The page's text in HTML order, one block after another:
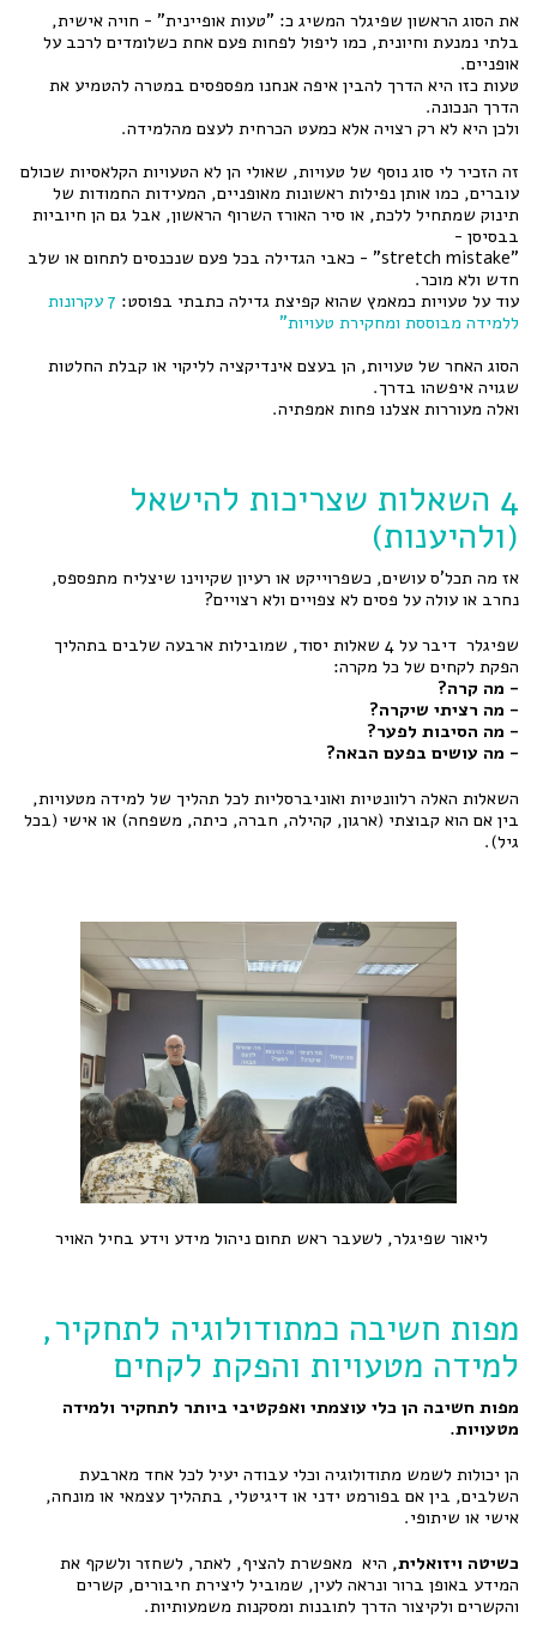
את הסוג הראשון שפיגלר המשיג כ: "טעות אופיינית" - חויה אישית,
בלתי נמנעת וחיונית, כמו ליפול לפחות פעם אחת כשלומדים לרכב על
אופניים.
טעות כזו היא הדרך להבין איפה אנחנו מפספסים במטרה להטמיע את
הדרך הנכונה.
ולכן היא לא רק רצויה אלא כמעט הכרחית לעצם מהלמידה.
זה הזכיר לי סוג נוסף של טעויות, שאולי הן לא הטעויות הקלאסיות שכולם
עוברים, כמו אותן נפילות ראשונות מאופניים, המעידות החמודות של
תינוק שמתחיל ללכת, או סיר האורז השרוף הראשון, אבל גם הן חיוביות
בבסיסן -
"stretch mistake" - כאבי הגדילה בכל פעם שנכנסים לתחום או שלב
חדש ולא מוכר.
עוד על טעויות כמאמץ שהוא קפיצת גדילה כתבתי בפוסט:
7 עקרונות
ללמידה מבוססת ומחקירת טעויות"
הסוג האחר של טעויות, הן בעצם אינדיקציה לליקוי או קבלת החלטות
שגויה איפשהו בדרך.
ואלה מעוררות אצלנו פחות אמפתיה.
4 השאלות שצריכות להישאל
(ולהיענות)
אז מה תכל'ס עושים, כשפרוייקט או רעיון שקיוינו שיצליח מתפספס,
נחרב או עולה על פסים לא צפויים ולא רצויים?
שפיגלר דיבר על 4 שאלות יסוד, שמובילות ארבעה שלבים בתהליך
הפקת לקחים של כל מקרה:
- מה קרה?
- מה רציתי שיקרה?
- מה הסיבות לפער?
- מה עושים בפעם הבאה?
השאלות האלה רלוונטיות ואוניברסליות לכל תהליך של למידה מטעויות,
בין אם הוא קבוצתי (ארגון, קהילה, חברה, כיתה, משפחה) או אישי (בכל
גיל).
ליאור שפיגלר, לשעבר ראש תחום ניהול מידע וידע בחיל האויר
מפות חשיבה כמתודולוגיה לתחקיר,
למידה מטעויות והפקת לקחים
מפות חשיבה הן כלי עוצמתי ואפקטיבי ביותר לתחקיר ולמידה
מטעויות.
הן יכולות לשמש מתודולוגיה וכלי עבודה יעיל לכל אחד מארבעת
השלבים, בין אם בפורמט ידני או דיגיטלי, בתהליך עצמאי או מונחה,
אישי או שיתופי.
כשיטה ויזואלית, היא מאפשרת להציף, לאתר, לשחזר ולשקף את
המידע באופן ברור ונראה לעין, שמוביל ליצירת חיבורים, קשרים
והקשרים ולקיצור הדרך לתובנות ומסקנות משמעותיות.